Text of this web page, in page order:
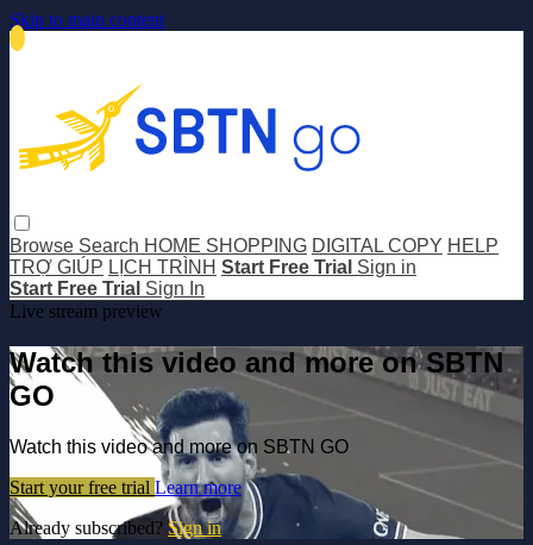
Skip to main content
Browse Search HOME SHOPPING DIGITAL COPY HELP
TRỢ GIÚP LỊCH TRÌNH Start Free Trial Sign in
Start Free Trial Sign In
Live stream preview
Watch this video and more on SBTN
GO
Watch this video and more on SBTN GO
Start your free trial Learn more
Already subscribed? Sign in